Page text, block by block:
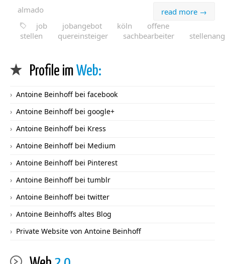
read more →
almado
job
jobangebot köln
offene
stellen
quereinsteiger sachbearbeiter
Profile im Web:
Antoine Beinhoff bei facebook
Antoine Beinhoff bei google+
Antoine Beinhoff bei Kress
Antoine Beinhoff bei Medium
Antoine Beinhoff bei Pinterest
Antoine Beinhoff bei tumblr
Antoine Beinhoff bei twitter
Antoine Beinhoffs altes Blog
Private Website von Antoine Beinhoff